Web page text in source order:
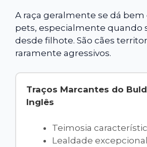
A raça geralmente se dá
pets, especialmente quando
desde filhote. São cães
raramente agressivos.
Traços Marcantes do
Inglês
Teimosia
Lealdade excepcional